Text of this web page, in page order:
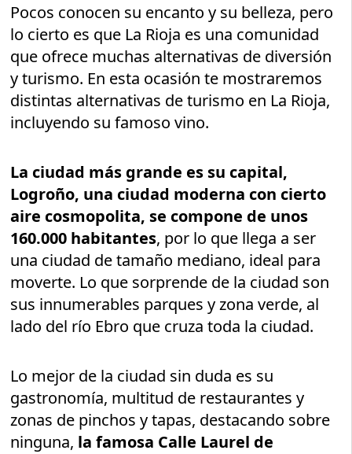
Pocos conocen su encanto y su belleza, pero
lo cierto es que La Rioja es una comunidad
que ofrece muchas alternativas de diversión
y turismo. En esta ocasión te mostraremos
distintas alternativas de turismo en La Rioja,
incluyendo su famoso vino.
La ciudad más grande es su capital,
Logroño, una ciudad moderna con cierto
aire cosmopolita, se compone de unos
160.000 habitantes, por lo que llega a ser
una ciudad de tamaño mediano, ideal para
moverte. Lo que sorprende de la ciudad son
sus innumerables parques y zona verde, al
lado del río Ebro que cruza toda la ciudad.
Lo mejor de la ciudad sin duda es su
gastronomía, multitud de restaurantes y
zonas de pinchos y tapas, destacando sobre
ninguna, la famosa Calle Laurel de